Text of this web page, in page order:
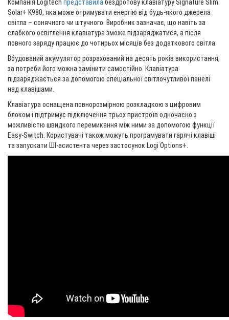
Компанія Logitech представила бездротову клавіатуру Signature Slim
Solar+ K980, яка може отримувати енергію від будь-якого джерела
світла – сонячного чи штучного. Виробник зазначає, що навіть за
слабкого освітлення клавіатура зможе підзаряджатися, а після
повного заряду працює до чотирьох місяців без додаткового світла.
Вбудований акумулятор розрахований на десять років використання,
за потреби його можна замінити самостійно. Клавіатура
підзаряджається за допомогою спеціальної світлочутливої панелі
над клавішами.
Клавіатура оснащена повнорозмірною розкладкою з цифровим
блоком і підтримує підключення трьох пристроїв одночасно з
можливістю швидкого перемикання між ними за допомогою функції
Easy-Switch. Користувачі також можуть програмувати гарячі клавіші
та запускати ШІ-асистента через застосунок Logi Options+.